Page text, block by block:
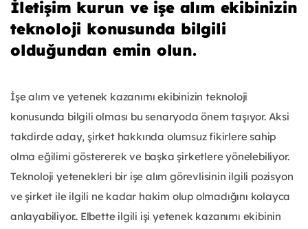
İletişim kurun ve işe alım ekibinizin
teknoloji konusunda bilgili
olduğundan emin olun.
İşe alım ve yetenek kazanımı ekibinizin teknoloji
konusunda bilgili olması bu senaryoda önem taşıyor. Aksi
takdirde aday, şirket hakkında olumsuz fikirlere sahip
olma eğilimi göstererek ve başka şirketlere yönelebiliyor.
Teknoloji yetenekleri bir işe alım görevlisinin ilgili pozisyon
ve şirket ile ilgili ne kadar hakim olup olmadığını kolayca
anlayabiliyor.. Elbette ilgili işi yetenek kazanımı ekibinin